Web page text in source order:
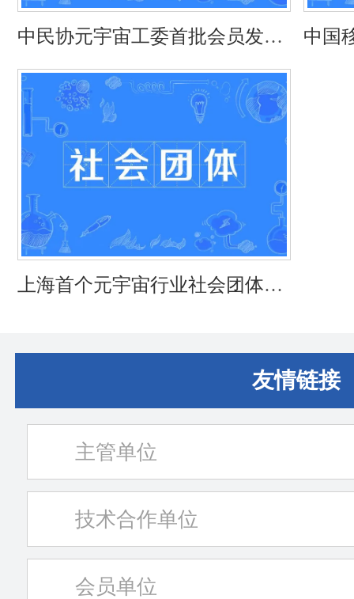
中民协元宇宙工委首批会员发布
中国
上海首个元宇宙行业社会团体在
友情链接
主管单位
技术合作单位
会员单位